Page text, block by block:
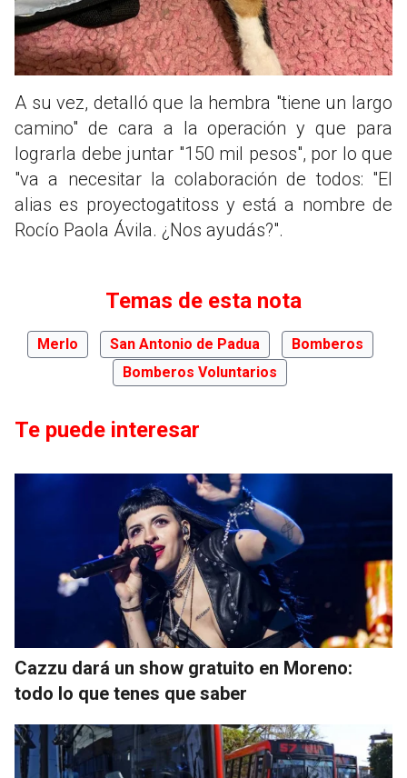
A su vez, detalló que la hembra "tiene un largo
camino" de cara a la operación y que para
lograrla debe juntar "150 mil pesos", por lo que
"va a necesitar la colaboración de todos: "El
alias es proyectogatitoss y está a nombre de
Rocío Paola Ávila. ¿Nos ayudás?".
Temas de esta nota
Merlo San Antonio de Padua
Bomberos
Bomberos Voluntarios
Te puede interesar
Cazzu dará un show gratuito en Moreno:
todo lo que tenes que saber